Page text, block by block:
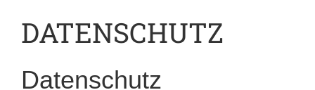
DATENSCHUTZ
Datenschutz